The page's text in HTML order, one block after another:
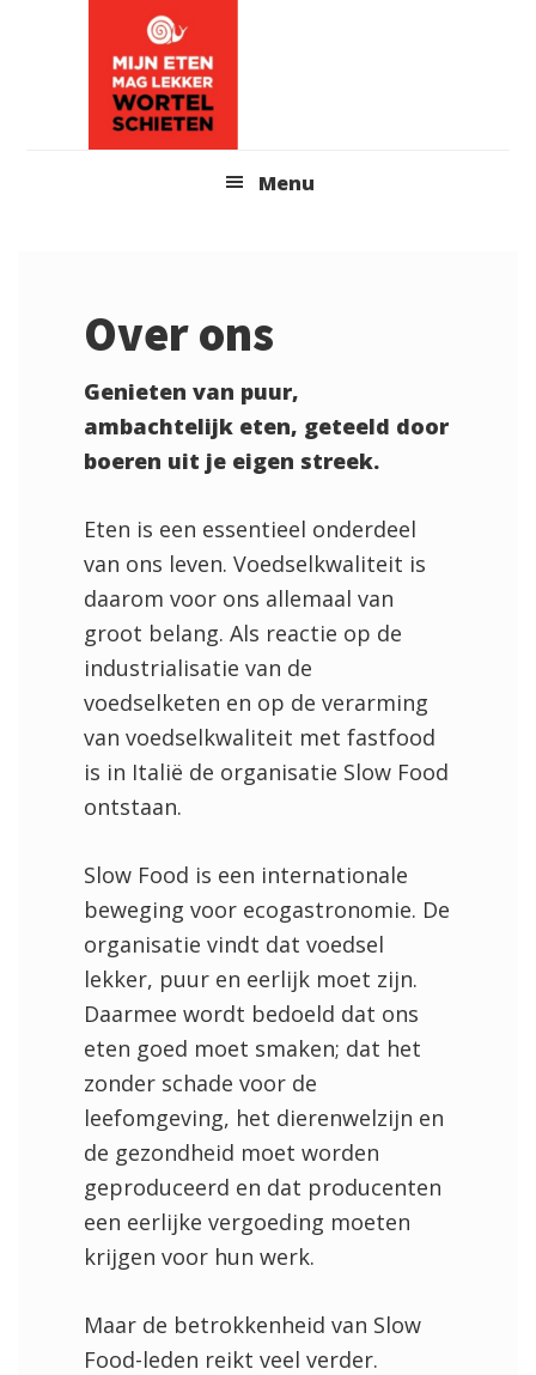
Menu
Over ons
Genieten van puur,
ambachtelijk eten, geteeld door
boeren uit je eigen streek.
Eten is een essentieel onderdeel
van ons leven. Voedselkwaliteit is
daarom voor ons allemaal van
groot belang. Als reactie op de
industrialisatie van de
voedselketen en op de verarming
van voedselkwaliteit met fastfood
is in Italië de organisatie Slow Food
ontstaan.
Slow Food is een internationale
beweging voor ecogastronomie. De
organisatie vindt dat voedsel
lekker, puur en eerlijk moet zijn.
Daarmee wordt bedoeld dat ons
eten goed moet smaken; dat het
zonder schade voor de
leefomgeving, het dierenwelzijn en
de gezondheid moet worden
geproduceerd en dat producenten
een eerlijke vergoeding moeten
krijgen voor hun werk.
Maar de betrokkenheid van Slow
Food-leden reikt veel verder.